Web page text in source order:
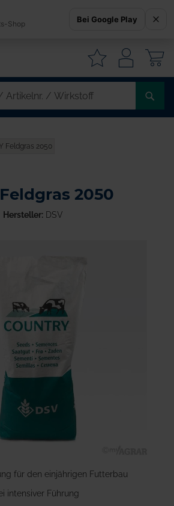
Feldgras 2050
2050
Hersteller:DSV
für den einjährigen Futterbau
intensiver Führung
Shop Bei Google Play